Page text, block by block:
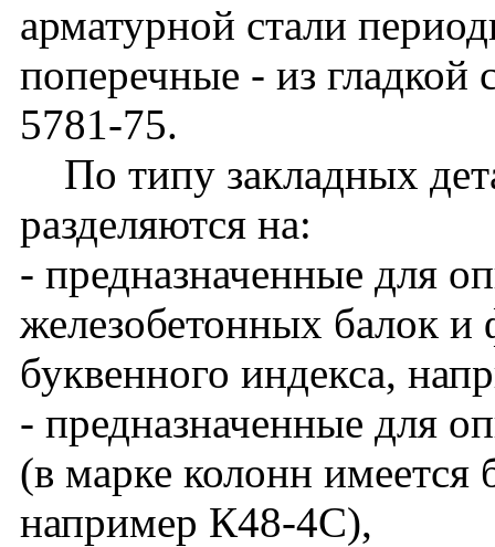
арматурной стали
поперечные - из
5781-75.
По типу закладных
разделяются на:
- предназначенные для
железобетонных балок
буквенного индекса,
- предназначенные для
(в марке колонн
например К48-4С),